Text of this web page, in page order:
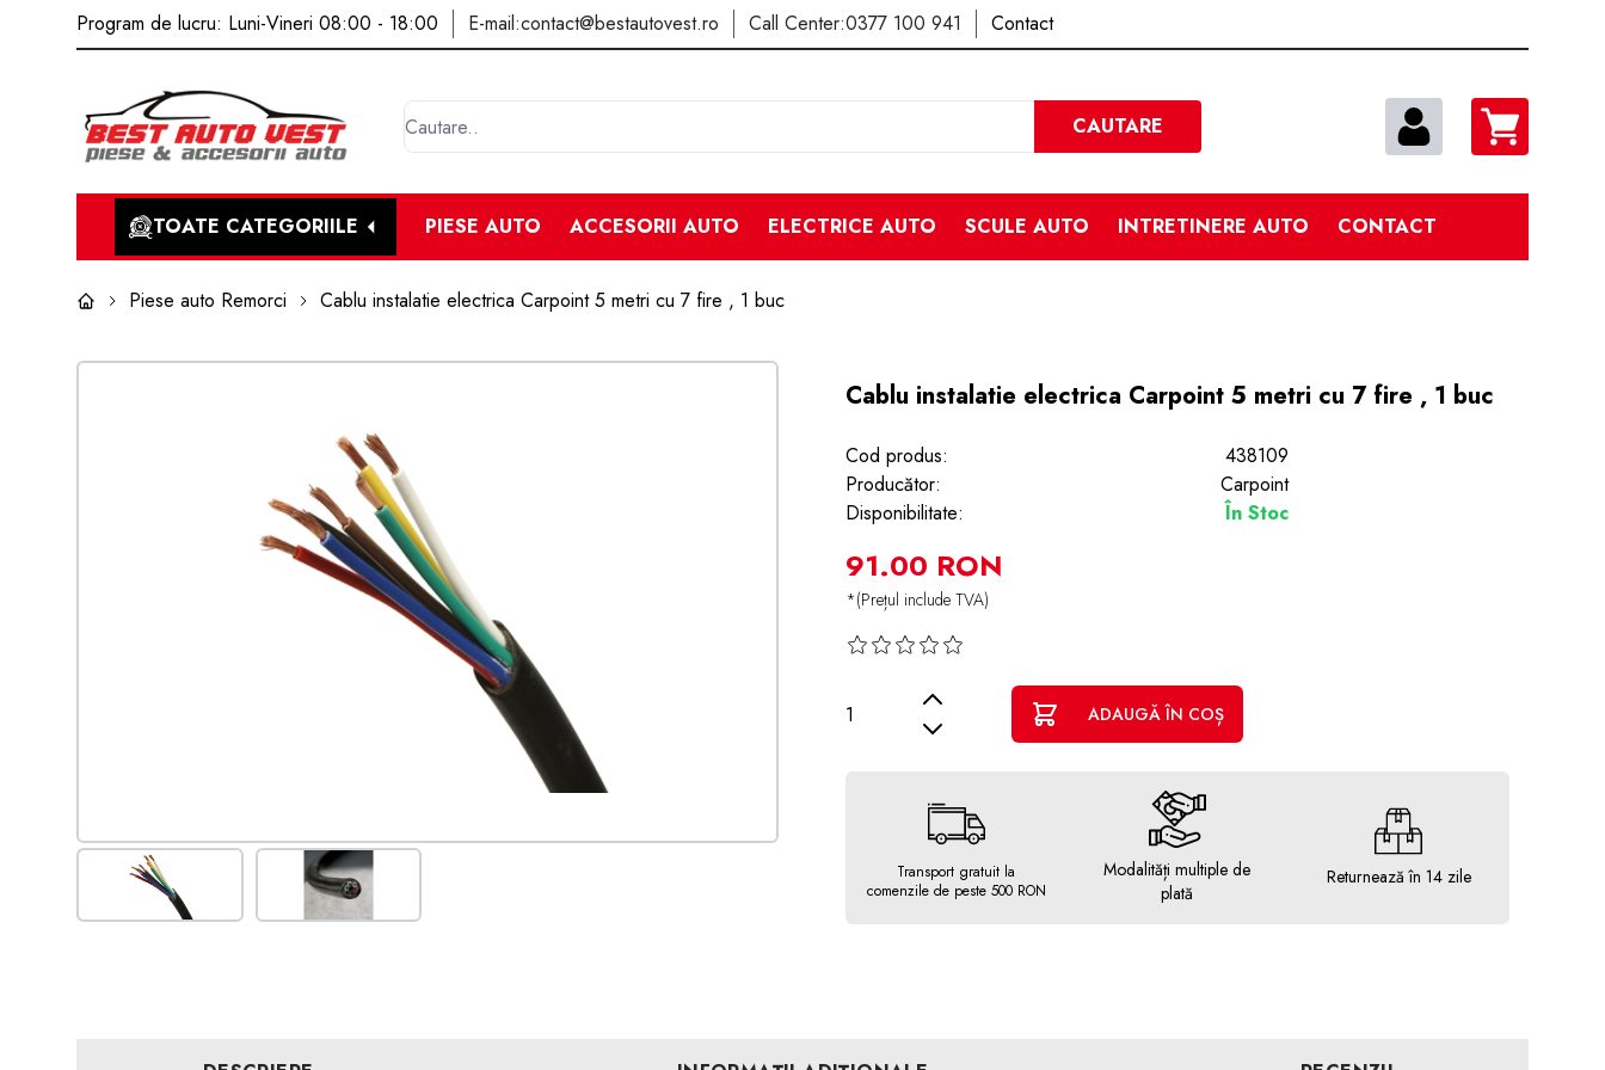
Program de lucru: Luni-Vineri 08:00 - 18:00 E-mail:contact@bestautovest.ro Call Center:0377 100 941 Contact
Cautare
CAUTARE
TOATE CATEGORIILE PIESE AUTO ACCESORII AUTO ELECTRICE AUTO SCULE AUTO INTRETINERE AUTO CONTACT
Piese auto Remorci Cablu instalatie electrica Carpoint 5 metri cu 7 fire , 1 buc
Cablu instalatie electrica Carpoint 5 metri cu 7 fire , 1 buc
Cod produs:
438109
Producător:
Carpoint
Disponibilitate:
În Stoc
91.00 RON
*(Prețul include TVA)
ADAUGĂ ÎN COȘ
Transport gratuit la
comenzile de peste 500 RON
Modalități multiple de
plată
Returnează în 14 zile